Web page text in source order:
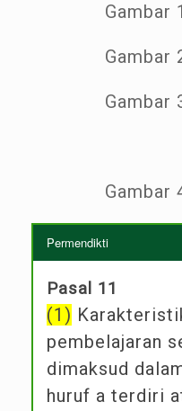
Gambar
Gambar
Gambar
Gambar
Permendikti
Pasal 11
(1)
pembelajaran
dimaksud
huruf a terdiri